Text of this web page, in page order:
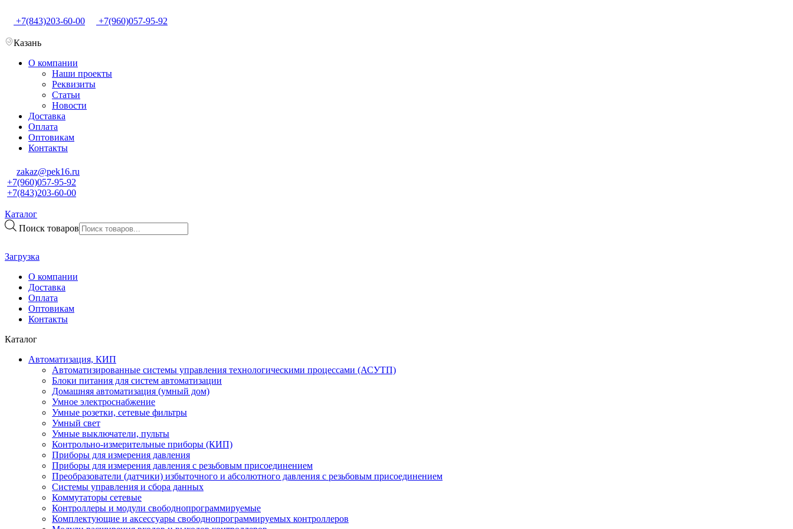
+7(843)203-60-00 +7(960)057-95-92
Казань
О компании
Наши проекты
Реквизиты
Статьи
Новости
Доставка
Оплата
Оптовикам
Контакты
zakaz@pek16.ru
+7(960)057-95-92
+7(843)203-60-00
Каталог
Поиск товаров
Загрузка
О компании
Доставка
Оплата
Оптовикам
Контакты
Каталог
Автоматизация, КИП
Автоматизированные системы управления технологическими процессами (АСУТП)
Блоки питания для систем автоматизации
Домашняя автоматизация (умный дом)
Умное электроснабжение
Умные розетки, сетевые фильтры
Умный свет
Умные выключатели, пульты
Контрольно-измерительные приборы (КИП)
Приборы для измерения давления
Приборы для измерения давления с резьбовым присоединением
Преобразователи (датчики) избыточного и абсолютного давления с резьбовым присоединением
Системы управления и сбора данных
Коммутаторы сетевые
Контроллеры и модули свободнопрограммируемые
Комплектующие и аксессуары свободнопрограммируемых контроллеров